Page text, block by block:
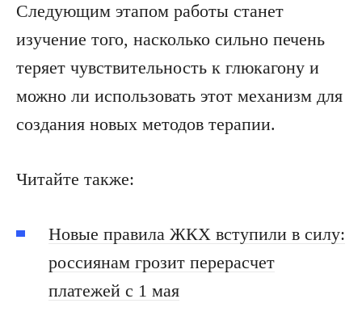
Следующим этапом работы станет
изучение того, насколько сильно печень
теряет чувствительность к глюкагону и
можно ли использовать этот механизм для
создания новых методов терапии.
Читайте также:
Новые правила ЖКХ вступили в силу:
россиянам грозит перерасчет
платежей с 1 мая